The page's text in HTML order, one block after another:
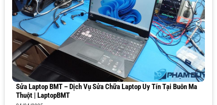
Sửa Laptop BMT – Dịch Vụ Sửa Chữa Laptop Uy Tín Tại Buôn Ma
Thuột | LaptopBMT